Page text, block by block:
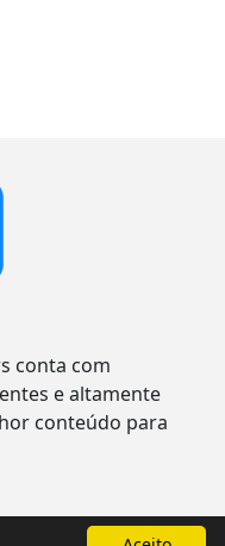
conta com
e altamente
conteúdo para